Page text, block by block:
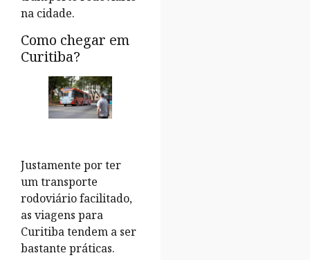
na cidade.
Como chegar em
Curitiba?
Justamente por ter
um transporte
rodoviário facilitado,
as viagens para
Curitiba tendem a ser
bastante práticas.